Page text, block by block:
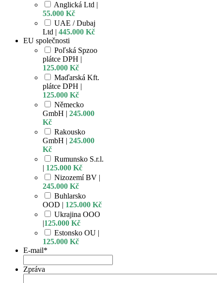
Anglická Ltd |
55.000 Kč
UAE / Dubaj
Ltd | 445.000 Kč
EU společnosti
Poľská Spzoo
plátce DPH |
125.000 Kč
Maďarská Kft.
plátce DPH |
125.000 Kč
Německo
GmbH | 245.000
Kč
Rakousko
GmbH | 245.000
Kč
Rumunsko S.r.l.
| 125.000 Kč
Nizozemí BV |
245.000 Kč
Buhlarsko
OOD | 125.000 Kč
Ukrajina OOO
|125.000 Kč
Estonsko OU |
125.000 Kč
E-mail*
Zpráva